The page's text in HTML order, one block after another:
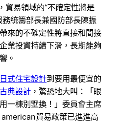
貿易領域的“不確定性將是
統籌部長兼國防部長陳振
來的不確定性將直接和間接
業投資持續下滑，長期能夠
。
日式住宅設計到要用最便宜的
典設計 ，驚恐地大叫：「眼
一棟別墅換！」委員會主席
貿易政策已進進高